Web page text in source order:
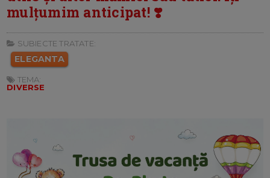
mulțumim anticipat! ❣️
SUBIECTE TRATATE:
ELEGANTA
TEMA:
DIVERSE